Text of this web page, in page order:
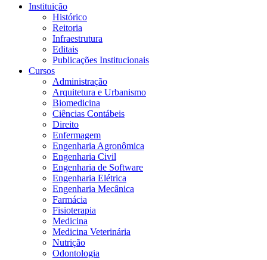
Instituição
Histórico
Reitoria
Infraestrutura
Editais
Publicações Institucionais
Cursos
Administração
Arquitetura e Urbanismo
Biomedicina
Ciências Contábeis
Direito
Enfermagem
Engenharia Agronômica
Engenharia Civil
Engenharia de Software
Engenharia Elétrica
Engenharia Mecânica
Farmácia
Fisioterapia
Medicina
Medicina Veterinária
Nutrição
Odontologia